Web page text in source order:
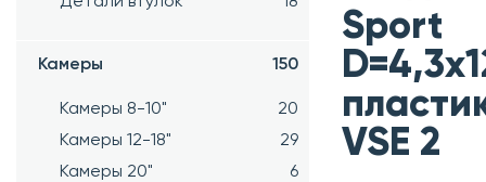
Камеры 150
Камеры 8-10"
20
Камеры 12-18"
29
Камеры 20"
6
Sport
VSE 2